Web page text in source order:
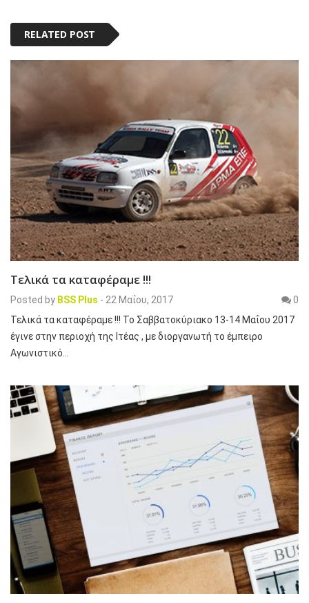
RELATED POST
Τελικά τα καταφέραμε !!!
Posted by BSS Plus - 22 Μαΐου, 2017
0
Τελικά τα καταφέραμε !!! Το Σαββατοκύριακο 13-14 Μαΐου 2017
έγινε στην περιοχή της Ιτέας , με διοργανωτή το έμπειρο
Αγωνιστικό…